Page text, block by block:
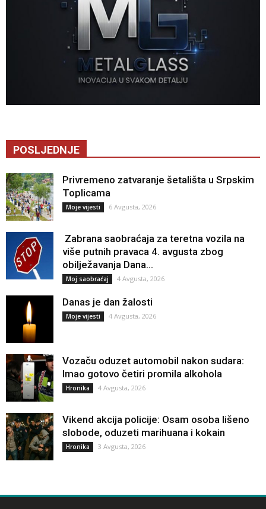
POSLJEDNJE
Privremeno zatvaranje šetališta u Srpskim
Toplicama
Moje vijesti 6 Avgusta, 2026
Zabrana saobraćaja za teretna vozila na
više putnih pravaca 4. avgusta zbog
obilježavanja Dana...
Moj saobraćaj 4 Avgusta, 2026
Danas je dan žalosti
Moje vijesti 4 Avgusta, 2026
Vozaču oduzet automobil nakon sudara:
Imao gotovo četiri promila alkohola
Hronika 4 Avgusta, 2026
Vikend akcija policije: Osam osoba lišeno
slobode, oduzeti marihuana i kokain
Hronika 3 Avgusta, 2026